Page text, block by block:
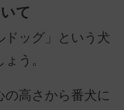
て
ドッグ」という犬
う。
の高さから番犬に